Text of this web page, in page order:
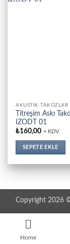
AKUSTIK TAKOZLAR
Titreşim Askı
IZODT 01
₺160,00 + KDV
SEPETE EKLE
Copyright 2026
Home